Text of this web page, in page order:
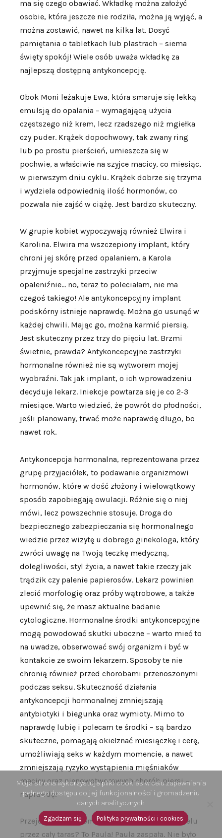
ma się czego obawiać. Wkładkę można założyć
osobie, która jeszcze nie rodziła, można ją wyjąć, a
można zostawić, nawet na kilka lat. Dosyć
pamiętania o tabletkach lub plastrach – siema
święty spokój! Wiele osób uważa wkładkę za
najlepszą dostępną antykoncepcję.
Obok Moni leżakuje Ewa, która smaruje się lekką
emulsją do opalania – wymagającą użycia
częstszego niż krem, lecz rzadszego niż mgiełka
czy puder. Krążek dopochwowy, tak zwany ring
lub po prostu pierścień, umieszcza się w
pochwie, a właściwie na szyjce macicy, co miesiąc,
w pierwszym dniu cyklu. Krążek dobrze się trzyma
i wydziela odpowiednią ilość hormonów, co
pozwala nie zajść w ciążę. Jest bardzo skuteczny.
W grupie kobiet wypoczywają również Elwira i
Karolina. Elwira ma wszczepiony implant, który
chroni jej skórę przed opalaniem, a Karola
przyjmuje specjalne zastrzyki przeciw
opaleniźnie… no, teraz to poleciałam, nie ma
czegoś takiego! Ale antykoncepcyjny implant
podskórny istnieje naprawdę. Można go usunąć w
każdej chwili. Mając go, można karmić piersią.
Jest skuteczny przez trzy do pięciu lat. Brzmi
świetnie, prawda? Antykoncepcyjne zastrzyki
hormonalne również nie są wytworem mojej
wyobraźni. Tak jak implant, o ich wprowadzeniu
decyduje lekarz. Iniekcje powtarza się je co 2-3
miesiące. Warto wiedzieć, że powrót do płodności,
jeśli planowany, trwać może naprawdę długo, bo
nawet rok.
Antykoncepcja hormonalna, reprezentowana przez
grupę przyjaciółek, to podawanie organizmowi
hormonów, które w dość złożony i wielowątkowy
sposób zapobiegają owulacji. Różnie się o niej
mówi, lecz powszechnie stosuje. Droga do
bezpiecznego zabezpieczania się hormonalnego
wiedzie przez wizytę u dobrego ginekologa, który
zwróci uwagę na Twoją teczkę medyczną,
dolegliwości, styl życia, a nawet takie rzeczy jak
trądzik czy palenie papierosów. Lekarz powinien
zlecić morfologię oraz próby wątrobowe, a także
upewnić się, że masz aktualne badanie
cytologiczne. Hormonalne środki antykoncepcyjne
mogą powodować skutki uboczne – warto mieć to
na uwadze, obserwować swój organizm i być w
kontakcie ze swoim lekarzem. Sposoby te nie
chronią również przed chorobami przenoszonymi
podczas seksu. Skuteczność działania
antykoncepcji hormonalnej zmniejszają
antybiotyki i biegunka oraz wymioty. Mimo to
naprawdę lubię i polecam te środki – są bardzo
skuteczne, pomagają okiełznać miesiączkę i cerę,
umożliwiają seks w każdym momencie, a nawet
zmniejszają ryzyko wystąpienia mięśniaków
macicy oraz nienowotworowych chorób piersi –
naprawdę!
Przejdźmy do… moment, a kto to biegnie z hotelu
przez cały taras? To Paula! Paula zaspała. Nie było
Moja strona wykorzystuje pliki cookies w celu zapewnienia
pełnego dostępu do jej funkcjonalności i gromadzeniu
danych analitycznych.
Zgadzam się Polityka prywatności i cookies